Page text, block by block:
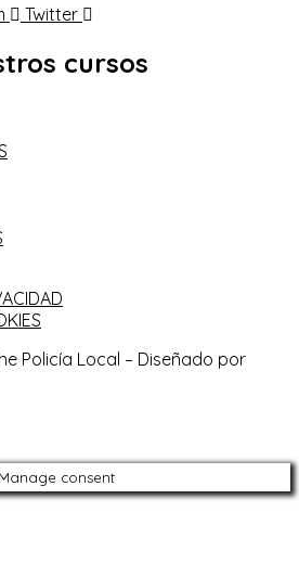
Twitter
cursos
Policía Local – Diseñado por
Manage consent